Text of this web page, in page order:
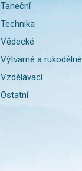
Taneční
Technika
Vědecké
Výtvarné a rukodělné
Vzdělávací
Ostatní